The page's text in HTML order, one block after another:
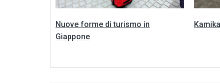
Nuove forme di turismo in
Giappone